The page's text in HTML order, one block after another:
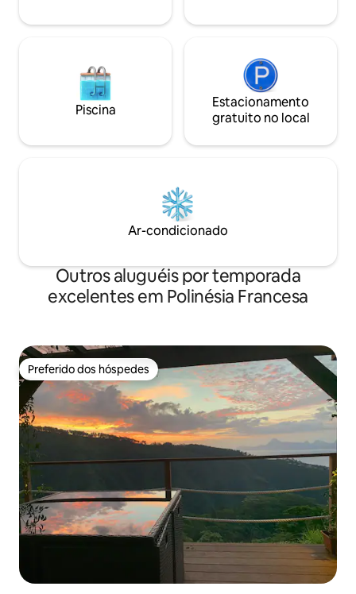
Piscina
Estacionamento
gratuito no local
Ar-condicionado
Outros aluguéis por temporada
excelentes em Polinésia Francesa
Preferido dos hóspedes
Preferido dos hóspedes